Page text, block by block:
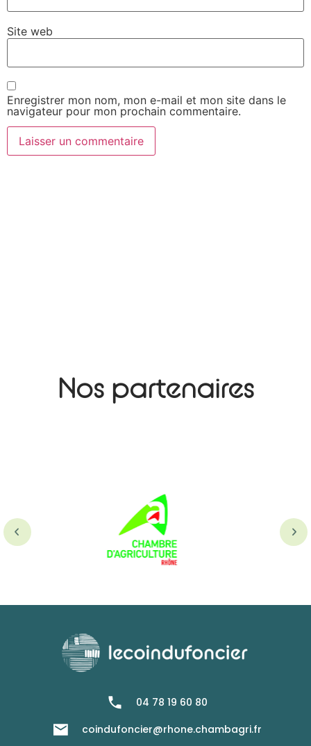
Site web
Enregistrer mon nom, mon e-mail et mon site dans le
navigateur pour mon prochain commentaire.
Nos partenaires
04 78 19 60 80
coindufoncier@rhone.chambagri.fr